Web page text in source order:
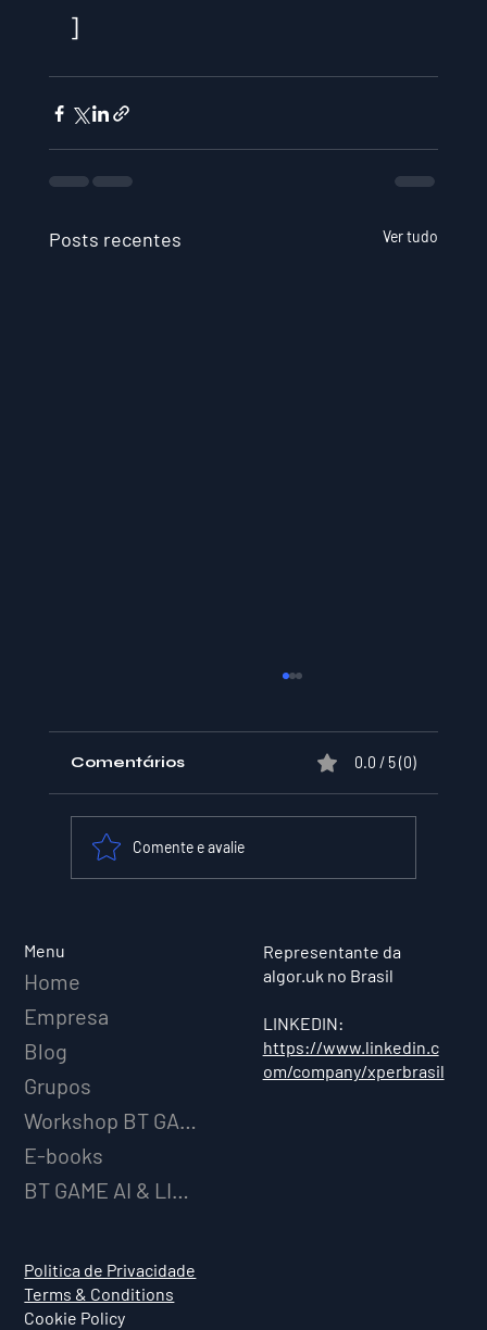
]
Posts recentes Ver tudo
Comentários 0.0 / 5 (0)
Comente e avalie
Menu
Home
Empresa
Blog
Grupos
Workshop BT GAME AI
E-books
BT GAME AI & LICENCIAMENTO
Politica de Privacidade
Terms & Conditions
Cookie Policy
Representante da
algor.uk no Brasil
LINKEDIN:
https://www.linkedin.c
om/company/xperbrasil